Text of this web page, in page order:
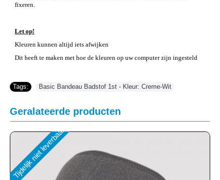
fixeren.
Let op!
Kleuren kunnen altijd iets afwijken
Dit heeft te maken met hoe de kleuren op uw computer zijn ingesteld
Tags: Basic Bandeau Badstof 1st - Kleur: Creme-Wit
Geralateerde producten
Tijdelijk niet leverbaar